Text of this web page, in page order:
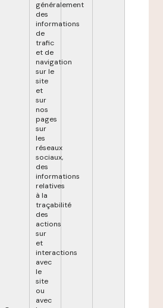
généralement
des
informations
de
trafic
et de
navigation
sur le
site
et
sur
nos
pages
sur
les
réseaux
sociaux,
des
informations
relatives
à la
traçabilité
des
actions
sur
et
interactions
avec
le
site
ou
avec